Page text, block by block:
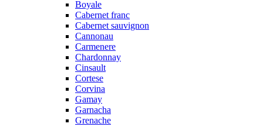
Boyale
Cabernet franc
Cabernet sauvignon
Cannonau
Carmenere
Chardonnay
Cinsault
Cortese
Corvina
Gamay
Garnacha
Grenache